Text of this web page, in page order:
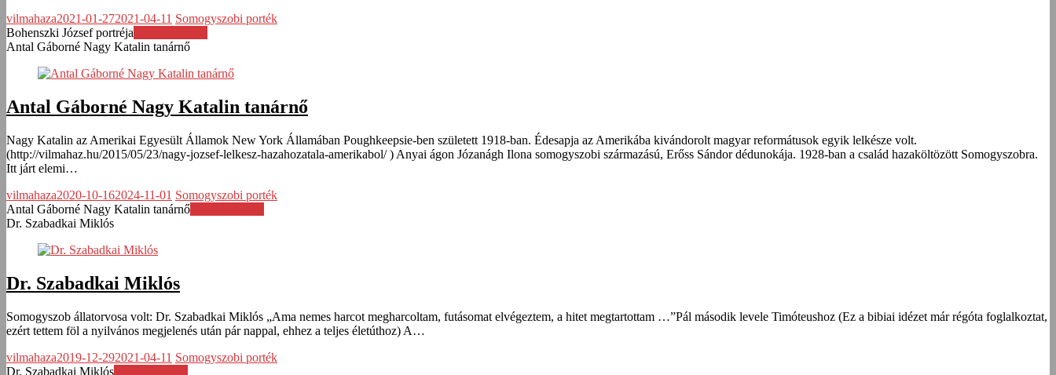
vilmahaza2021-01-272021-04-11 Somogyszobi porték
Bohenszki József portréja
Antal Gáborné Nagy Katalin tanárnő
Antal Gáborné Nagy Katalin tanárnő
Nagy Katalin az Amerikai Egyesült Államok New York Államában Poughkeepsie-ben született 1918-ban. Édesapja az Amerikába kivándorolt magyar reformátusok egyik lelkésze volt.
(http://vilmahaz.hu/2015/05/23/nagy-jozsef-lelkesz-hazahozatala-amerikabol/ ) Anyai ágon Józanágh Ilona somogyszobi származású, Erőss Sándor dédunokája. 1928-ban a család hazaköltözött Somogyszobra.
Itt járt elemi…
vilmahaza2020-10-162024-11-01 Somogyszobi porték
Antal Gáborné Nagy Katalin tanárnő
Dr. Szabadkai Miklós
Dr. Szabadkai Miklós
Somogyszob állatorvosa volt: Dr. Szabadkai Miklós „Ama nemes harcot megharcoltam, futásomat elvégeztem, a hitet megtartottam …”Pál második levele Timóteushoz (Ez a bibiai idézet már régóta foglalkoztat,
ezért tettem föl a nyilvános megjelenés után pár nappal, ehhez a teljes életúthoz) A…
vilmahaza2019-12-292021-04-11 Somogyszobi porték
Dr. Szabadkai Miklós